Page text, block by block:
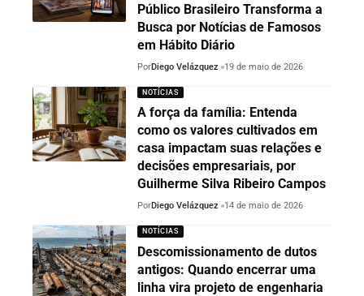
Público Brasileiro Transforma a
Busca por Notícias de Famosos
em Hábito Diário
PorDiego Velázquez 19 de maio de 2026
NOTÍCIAS
A força da família: Entenda
como os valores cultivados em
casa impactam suas relações e
decisões empresariais, por
Guilherme Silva Ribeiro Campos
PorDiego Velázquez 14 de maio de 2026
NOTÍCIAS
Descomissionamento de dutos
antigos: Quando encerrar uma
linha vira projeto de engenharia